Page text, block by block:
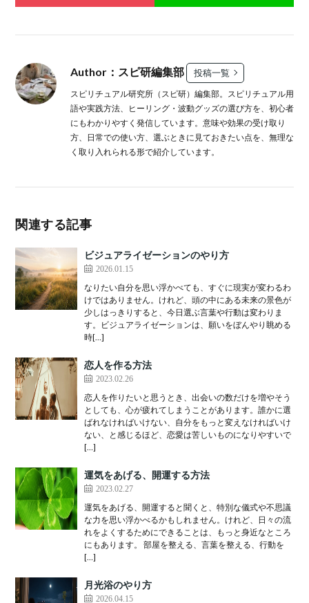
Author：スピ研編集部 投稿一覧
スピリチュアル研究所（スピ研）編集部。スピリチュアル用
語や実践方法、ヒーリング・波動グッズの選び方を、初心者
にもわかりやすく発信しています。意味や効果の受け取り
方、日常での使い方、選ぶときに見ておきたい点を、無理な
く取り入れられる形で紹介しています。
関連する記事
ビジュアライゼーションのやり方
2026.01.15
なりたい自分を思い浮かべても、すぐに現実が変わるわ
けではありません。けれど、頭の中にある未来の景色が
少しはっきりすると、今日選ぶ言葉や行動は変わりま
す。ビジュアライゼーションは、願いをぼんやり眺める
時[…]
恋人を作る方法
2023.02.26
恋人を作りたいと思うとき、出会いの数だけを増やそう
としても、心が疲れてしまうことがあります。誰かに選
ばれなければいけない、自分をもっと変えなければいけ
ない、と感じるほど、恋愛は苦しいものになりやすいで
[…]
運気をあげる、開運する方法
2023.02.27
運気をあげる、開運すると聞くと、特別な儀式や不思議
な力を思い浮かべるかもしれません。けれど、日々の流
れをよくするためにできることは、もっと身近なところ
にもあります。 部屋を整える、言葉を整える、行動を
[…]
月光浴のやり方
2026.04.15